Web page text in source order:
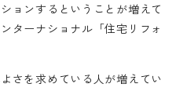
ョンするということが増えて
ターナショナル「住宅リフォ
さを求めている人が増えてい